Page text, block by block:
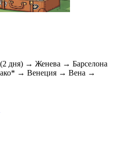
дня) → Женева → Барселона
→ Венеция → Вена →